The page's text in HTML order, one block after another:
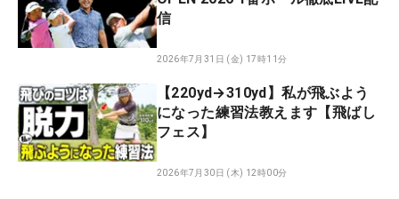
信
2026年7月31日 (金) 17時11分
【220yd→310yd】私が飛ぶよう
になった練習法教えます【飛ばし
フェス】
2026年7月30日 (木) 12時00分